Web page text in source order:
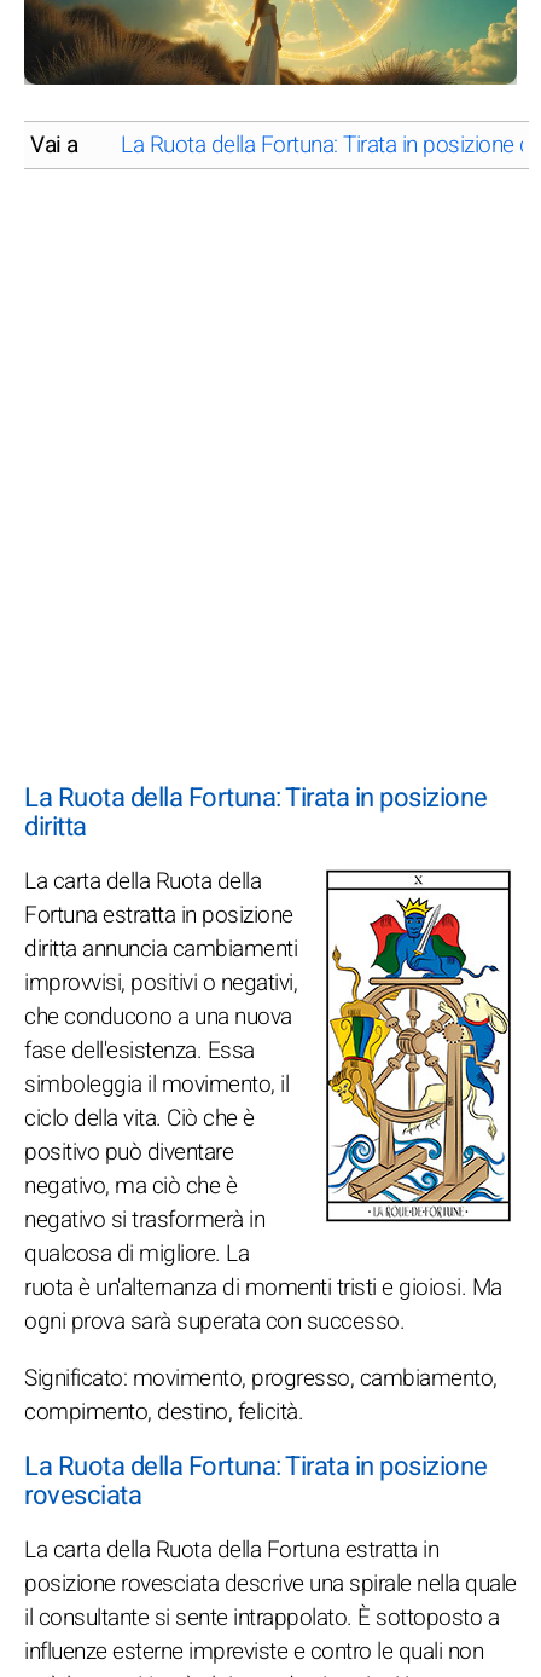
Vai a La Ruota della Fortuna: Tirata in posizione
La Ruota della Fortuna: Tirata in posizione
diritta
La carta della Ruota della
Fortuna estratta in posizione
diritta annuncia cambiamenti
improvvisi, positivi o negativi,
che conducono a una nuova
fase dell'esistenza. Essa
simboleggia il movimento, il
ciclo della vita. Ciò che è
positivo può diventare
negativo, ma ciò che è
negativo si trasformerà in
qualcosa di migliore. La
ruota è un'alternanza di momenti tristi e gioiosi. Ma
ogni prova sarà superata con successo.
Significato: movimento, progresso, cambiamento,
compimento, destino, felicità.
La Ruota della Fortuna: Tirata in posizione
rovesciata
La carta della Ruota della Fortuna estratta in
posizione rovesciata descrive una spirale nella quale
il consultante si sente intrappolato. È sottoposto a
influenze esterne impreviste e contro le quali non